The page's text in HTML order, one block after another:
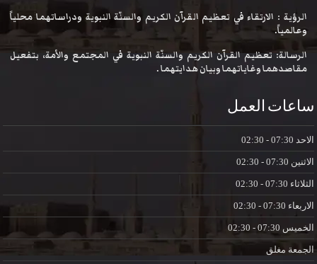
الرؤية : الارتقاء في تعظيم القرآن الكريم والسنّة النبوية ودراساتهما محلياً
وعالمياً.
الرسالة: تعظيم القرآن الكريم والسنّة النبوية في المجتمع والأمة، بتفعيل
مقاصدهما وغاياتهما وبيان هدايتهما .
ساعات العمل
الاحد
الاثنين
الثلاثاء
الاربعاء
الخميس
الجمعة مغلق